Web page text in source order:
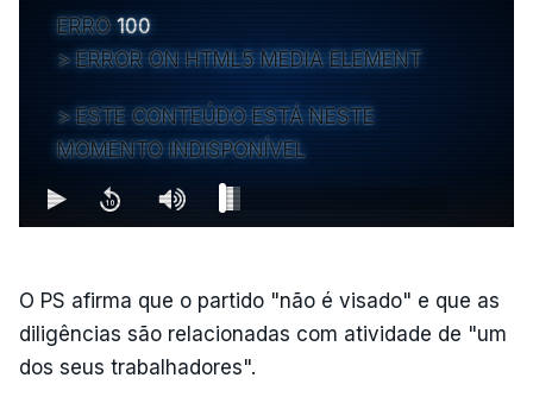
ERRO 100
ERROR ON HTML5 MEDIA ELEMENT
ESTE CONTEÚDO ESTÁ NESTE
MOMENTO INDISPONÍVEL
O PS afirma que o partido "não é visado" e que as
diligências são relacionadas com atividade de "um
dos seus trabalhadores".